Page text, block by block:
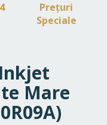
Prețuri
Speciale
Mare